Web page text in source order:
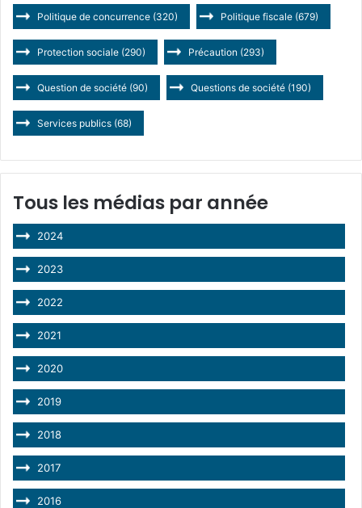
Politique de concurrence (320) Politique fiscale (679)
Protection sociale (290) Précaution (293)
Question de société (90) Questions de société (190)
Services publics (68)
Tous les médias par année
2024
2023
2022
2021
2020
2019
2018
2017
2016